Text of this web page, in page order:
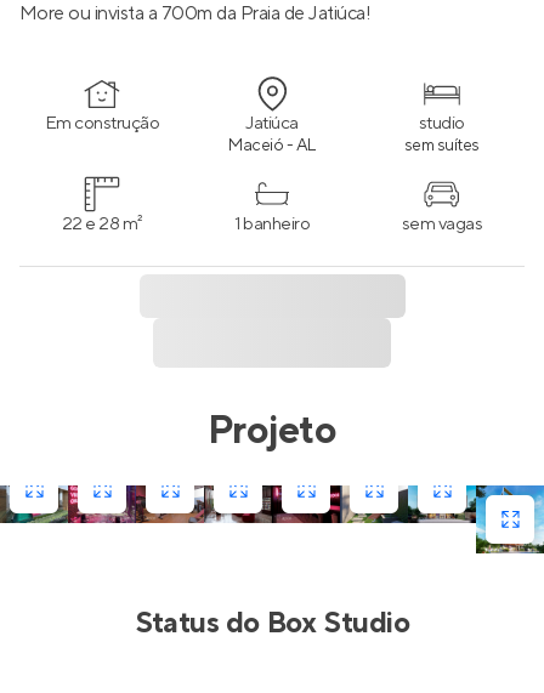
More ou invista a 700m da Praia de Jatiúca!
Em construção Jatiúca
Maceió - AL
studio
sem suítes
22 e 28 m² 1 banheiro sem vagas
Projeto
Status do Box Studio